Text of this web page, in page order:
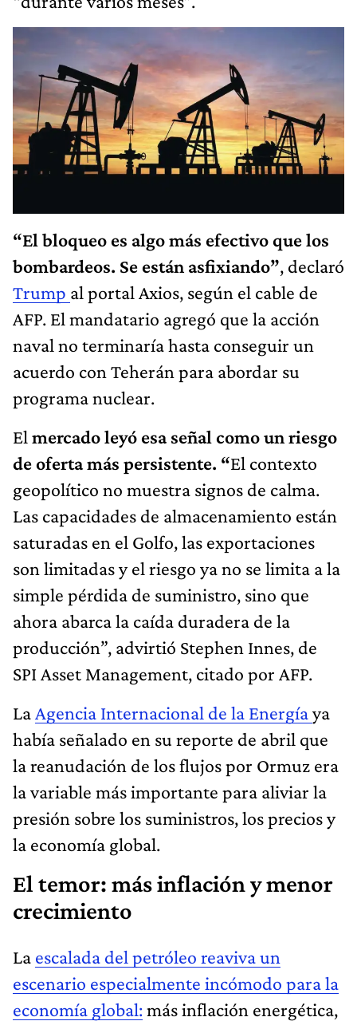
“El bloqueo es algo más efectivo que los
bombardeos. Se están asfixiando”, declaró
Trump al portal Axios, según el cable de
AFP. El mandatario agregó que la acción
naval no terminaría hasta conseguir un
acuerdo con Teherán para abordar su
programa nuclear.
El mercado leyó esa señal como un riesgo
de oferta más persistente. “El contexto
geopolítico no muestra signos de calma.
Las capacidades de almacenamiento están
saturadas en el Golfo, las exportaciones
son limitadas y el riesgo ya no se limita a la
simple pérdida de suministro, sino que
ahora abarca la caída duradera de la
producción”, advirtió Stephen Innes, de
SPI Asset Management, citado por AFP.
La Agencia Internacional de la Energíaya
había señalado en su reporte de abril que
la reanudación de los flujos por Ormuz era
la variable más importante para aliviar la
presión sobre los suministros, los precios y
la economía global.
El temor: más inflación y menor
crecimiento
La escalada del petróleo reaviva un
escenario especialmente incómodo para la
economía global:más inflación energética,